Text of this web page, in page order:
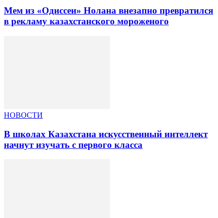
Мем из «Одиссеи» Нолана внезапно превратился
в рекламу казахстанского мороженого
НОВОСТИ
В школах Казахстана искусственный интеллект
начнут изучать с первого класса